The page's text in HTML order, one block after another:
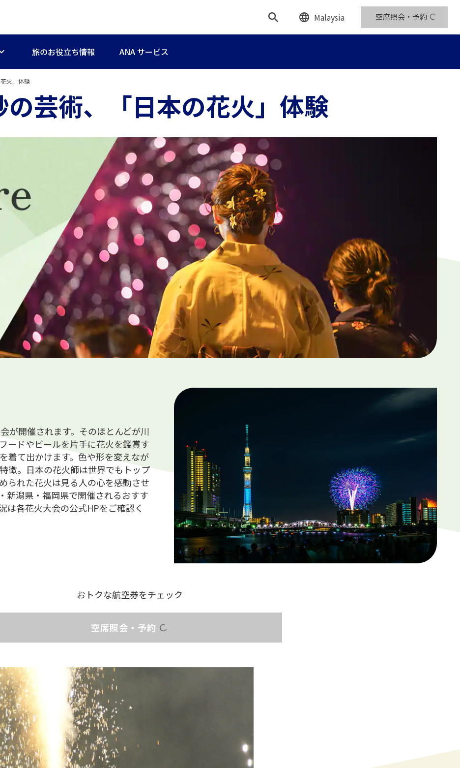
Malaysia 空席照会・予約
旅のお役立ち情報 ANA サービス
火」体験
芸術、「日本の花火」体験
が開催されます。そのほとんどが川
ードやビールを片手に花火を鑑賞す
着て出かけます。色や形を変えなが
徴。日本の花火師は世界でもトップ
られた花火は見る人の心を感動させ
新潟県・福岡県で開催されるおすす
は各花火大会の公式HPをご確認く
おトクな航空券をチェック
空席照会・予約